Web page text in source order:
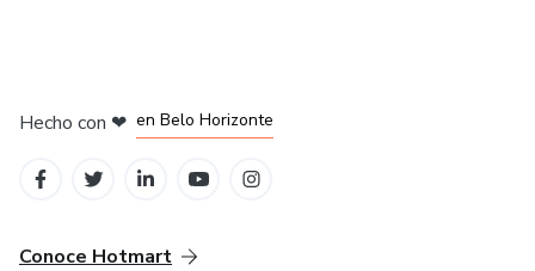
Hecho con ❤ en Belo Horizonte
Conoce Hotmart